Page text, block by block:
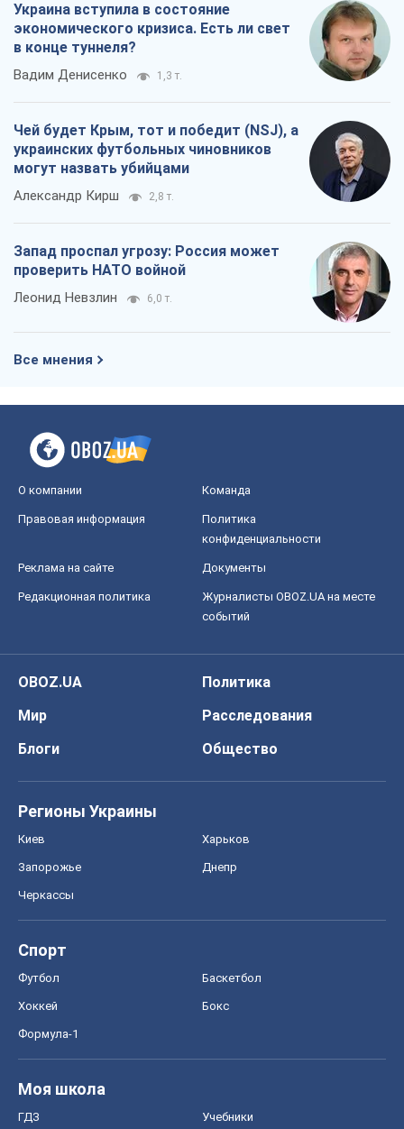
Украина вступила в состояние
экономического кризиса. Есть ли свет
в конце туннеля?
Вадим Денисенко 1,3 т.
Чей будет Крым, тот и победит (NSJ), а
украинских футбольных чиновников
могут назвать убийцами
Александр Кирш 2,8 т.
Запад проспал угрозу: Россия может
проверить НАТО войной
Леонид Невзлин 6,0 т.
Все мнения
О компании Команда
Правовая информация
Политика
конфиденциальности
Реклама на сайте Документы
Редакционная политика
Журналисты OBOZ.UA на месте
событий
OBOZ.UA
Политика
Мир
Расследования
Блоги
Общество
Регионы Украины
Киев Харьков
Запорожье Днепр
Черкассы
Спорт
Футбол Баскетбол
Хоккей Бокс
Формула-1
Моя школа
ГДЗ Учебники